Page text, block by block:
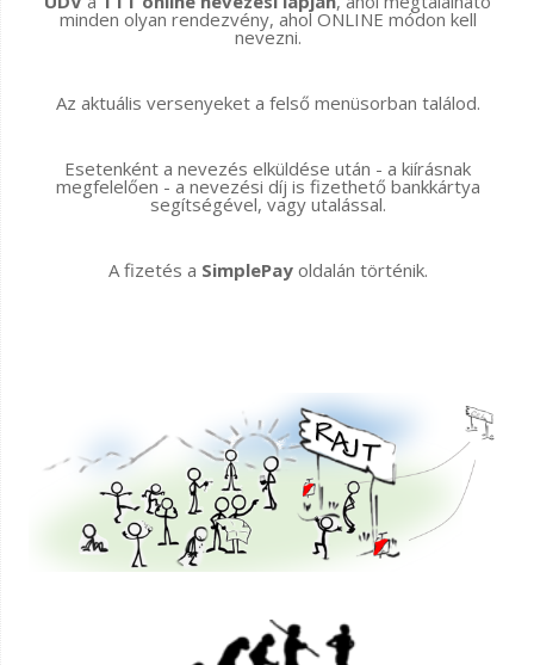
minden olyan rendezvény, ahol ONLINE módon kell
nevezni.
Az aktuális versenyeket a felső menüsorban találod.
Esetenként a nevezés elküldése után - a kiírásnak
megfelelően - a nevezési díj is fizethető bankkártya
segítségével, vagy utalással.
A fizetés a SimplePayoldalán történik.